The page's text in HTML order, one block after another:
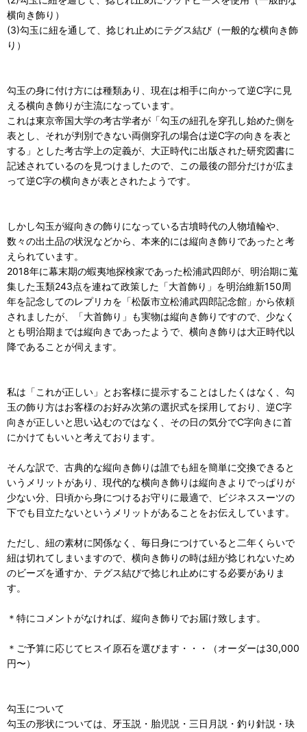
横向き飾り）
(3)勾玉に紐を通して、捻じれ止めにテグス結び（一般的な横向き飾
り）
勾玉の身に付け方には種類あり、現在は相手に向かって逆C字に見
える横向き飾りが主流になっています。
これは東京帝国大学の考古学者が「勾玉の紐孔を穿孔し始めた側を
表とし、それが判別できない両側穿孔の場合は逆C字の向きを表と
する」とした考古学上の定義が、大正時代に出版された研究図書に
記述されているのを見つけましたので、この最後の部分だけが広ま
って逆C字の横向きが表とされたようです。
しかし勾玉が縦向きの飾りになっている古墳時代の人物埴輪や、
数々の出土品の状況などから、本来的には縦向き飾りであったと考
えられています。
2018年に幕末期の蝦夷地探検家であった松浦武四郎が、明治期に蒐
集した玉類243点を連ねて政策した「大首飾り」を明治維新150周
年を記念してのレプリカを「松阪市立松浦武四郎記念館」から依頼
されましたが、「大首飾り」も実物は縦向き飾りですので、少なく
とも明治期までは縦向きであったようで、横向き飾りは大正時代以
降であることが伺えます。
私は「これが正しい」とお客様に提示することはしたくはなく、勾
玉の飾り方はお客様のお好み次第の選択式を採用しており、逆C字
向きが正しいと思い込むのではなく、その日の気分でC字向きに首
にかけてもいいと考えております。
そんな訳で、古典的な縦向き飾りは誰でも紐を簡単に交換できると
いうメリットがあり、現代的な横向き飾りは縦向きよりでっぱりが
少ない分、日頃から身につけるお守りに最適で、ビジネススーツの
下でも目立たないというメリットがあることをお伝えしています。
ただし、紐の素材に関係なく、毎日身につけていると二年くらいで
紐は切れてしまいますので、横向き飾りの時は紐が捻じれないため
のビーズを通すか、テグス結びで捻じれ止めにする必要がありま
す。
＊特にコメントがなければ、縦向き飾りでお届け致します。
＊ご予算に応じてヒスイ原石を選びます・・・（オーダーは30,000
円〜）
勾玉について
勾玉の形状については、牙玉説・胎児説・三日月説・釣り針説・玦